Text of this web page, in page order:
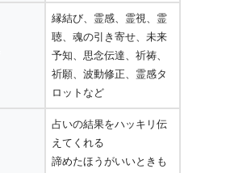
縁結び、霊感、霊視、霊
聴、魂の引き寄せ、未来
予知、思念伝達、祈祷、
祈願、波動修正、霊感タ
ロットなど
占いの結果をハッキリ伝
えてくれる
諦めたほうがいいときも